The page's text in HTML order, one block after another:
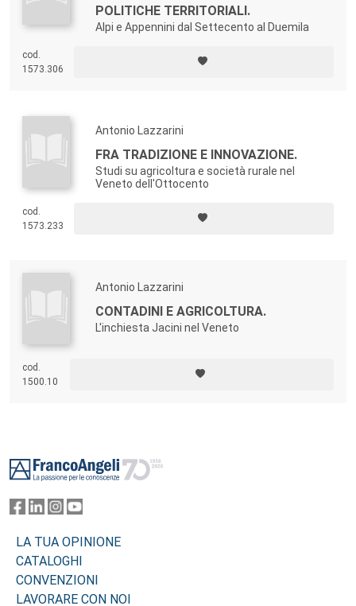
POLITICHE TERRITORIALI.
Alpi e Appennini dal Settecento al Duemila
cod.
1573.306
Antonio Lazzarini
FRA TRADIZIONE E INNOVAZIONE.
Studi su agricoltura e società rurale nel
Veneto dell'Ottocento
cod.
1573.233
Antonio Lazzarini
CONTADINI E AGRICOLTURA.
L'inchiesta Jacini nel Veneto
cod.
1500.10
LA TUA OPINIONE
CATALOGHI
CONVENZIONI
LAVORARE CON NOI